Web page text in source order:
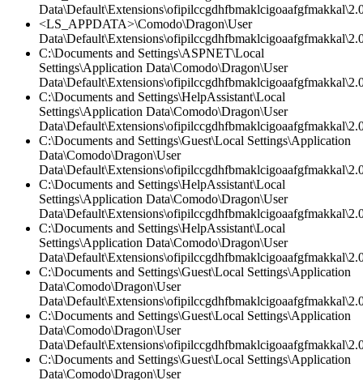
<LS_APPDATA>\Comodo\Dragon\User
C:\Documents and Settings\ASPNET\Local
Settings\Application Data\Comodo\Dragon\User
C:\Documents and Settings\HelpAssistant\Local
Settings\Application Data\Comodo\Dragon\User
C:\Documents and Settings\Guest\Local Settings\Application
Data\Comodo\Dragon\User
C:\Documents and Settings\HelpAssistant\Local
Settings\Application Data\Comodo\Dragon\User
C:\Documents and Settings\HelpAssistant\Local
Settings\Application Data\Comodo\Dragon\User
C:\Documents and Settings\Guest\Local Settings\Application
Data\Comodo\Dragon\User
C:\Documents and Settings\Guest\Local Settings\Application
Data\Comodo\Dragon\User
C:\Documents and Settings\Guest\Local Settings\Application
Data\Comodo\Dragon\User